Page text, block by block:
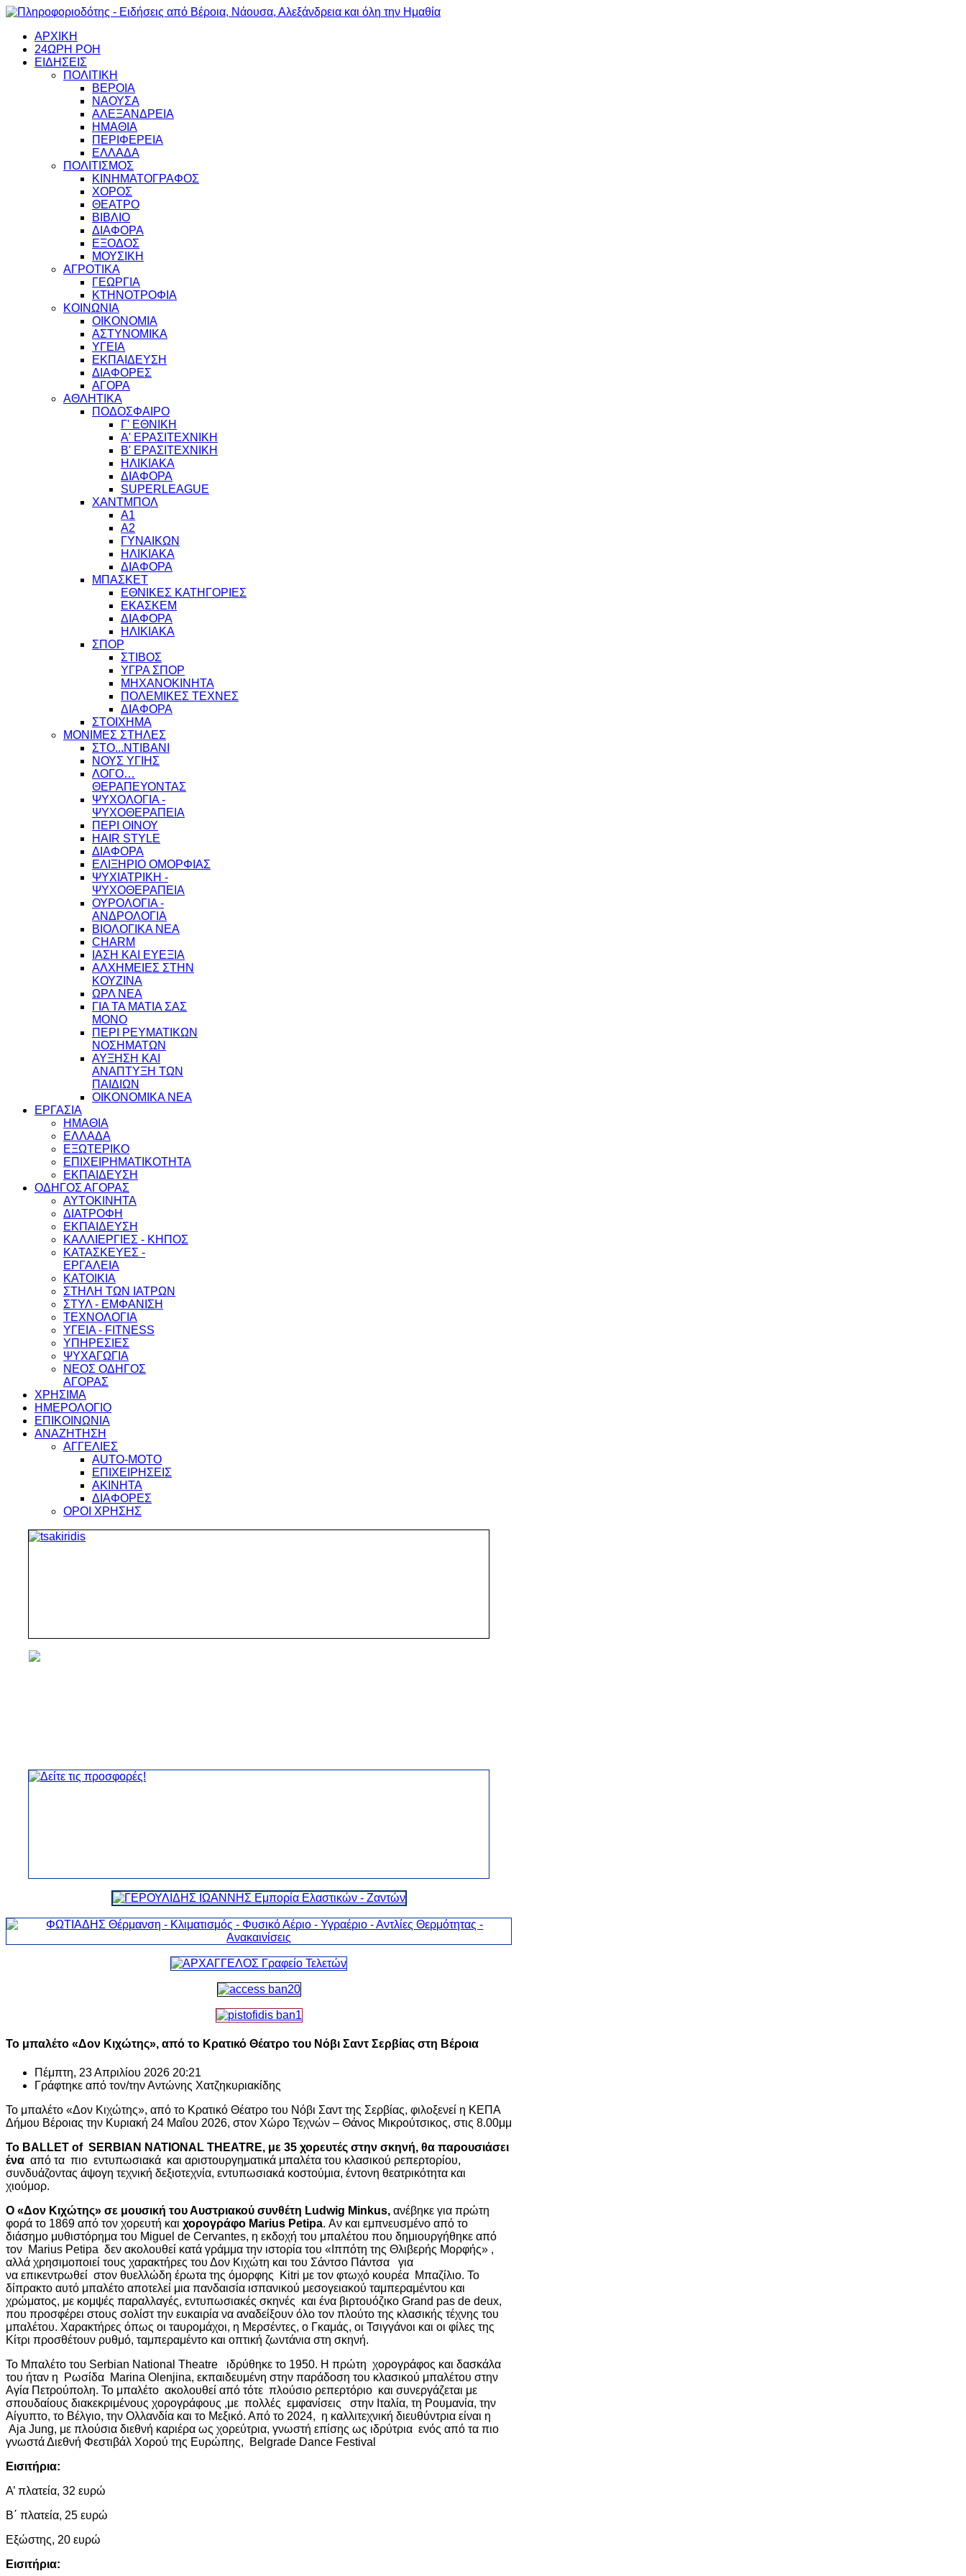
ΑΡΧΙΚΗ
24ΩΡΗ ΡΟΗ
ΕΙΔΗΣΕΙΣ
ΠΟΛΙΤΙΚΗ
ΒΕΡΟΙΑ
ΝΑΟΥΣΑ
ΑΛΕΞΑΝΔΡΕΙΑ
ΗΜΑΘΙΑ
ΠΕΡΙΦΕΡΕΙΑ
ΕΛΛΑΔΑ
ΠΟΛΙΤΙΣΜΟΣ
ΚΙΝΗΜΑΤΟΓΡΑΦΟΣ
ΧΟΡΟΣ
ΘΕΑΤΡΟ
ΒΙΒΛΙΟ
ΔΙΑΦΟΡΑ
ΕΞΟΔΟΣ
ΜΟΥΣΙΚΗ
ΑΓΡΟΤΙΚΑ
ΓΕΩΡΓΙΑ
ΚΤΗΝΟΤΡΟΦΙΑ
ΚΟΙΝΩΝΙΑ
ΟΙΚΟΝΟΜΙΑ
ΑΣΤΥΝΟΜΙΚΑ
ΥΓΕΙΑ
ΕΚΠΑΙΔΕΥΣΗ
ΔΙΑΦΟΡΕΣ
ΑΓΟΡΑ
ΑΘΛΗΤΙΚΑ
ΠΟΔΟΣΦΑΙΡΟ
Γ' ΕΘΝΙΚΗ
Α' ΕΡΑΣΙΤΕΧΝΙΚΗ
Β' ΕΡΑΣΙΤΕΧΝΙΚΗ
ΗΛΙΚΙΑΚΑ
ΔΙΑΦΟΡΑ
SUPERLEAGUE
ΧΑΝΤΜΠΟΛ
Α1
Α2
ΓΥΝΑΙΚΩΝ
ΗΛΙΚΙΑΚΑ
ΔΙΑΦΟΡΑ
ΜΠΑΣΚΕΤ
ΕΘΝΙΚΕΣ ΚΑΤΗΓΟΡΙΕΣ
ΕΚΑΣΚΕΜ
ΔΙΑΦΟΡΑ
ΗΛΙΚΙΑΚΑ
ΣΠΟΡ
ΣΤΙΒΟΣ
ΥΓΡΑ ΣΠΟΡ
ΜΗΧΑΝΟΚΙΝΗΤΑ
ΠΟΛΕΜΙΚΕΣ ΤΕΧΝΕΣ
ΔΙΑΦΟΡΑ
ΣΤΟΙΧΗΜΑ
ΜΟΝΙΜΕΣ ΣΤΗΛΕΣ
ΣΤΟ...ΝΤΙΒΑΝΙ
ΝΟΥΣ ΥΓΙΗΣ
ΛΟΓΟ…
ΘΕΡΑΠΕΥΟΝΤΑΣ
ΨΥΧΟΛΟΓΙΑ -
ΨΥΧΟΘΕΡΑΠΕΙΑ
ΠΕΡΙ ΟΙΝΟΥ
HAIR STYLE
ΔΙΑΦΟΡΑ
ΕΛΙΞΗΡΙΟ ΟΜΟΡΦΙΑΣ
ΨΥΧΙΑΤΡΙΚΗ -
ΨΥΧΟΘΕΡΑΠΕΙΑ
ΟΥΡΟΛΟΓΙΑ -
ΑΝΔΡΟΛΟΓΙΑ
ΒΙΟΛΟΓΙΚΑ ΝΕΑ
CHARM
ΙΑΣΗ ΚΑΙ ΕΥΕΞΙΑ
ΑΛΧΗΜΕΙΕΣ ΣΤΗΝ
ΚΟΥΖΙΝΑ
ΩΡΛ ΝEA
ΓΙΑ ΤΑ ΜΑΤΙΑ ΣΑΣ
ΜΟΝΟ
ΠΕΡΙ ΡΕΥΜΑΤΙΚΩΝ
ΝΟΣΗΜΑΤΩΝ
ΑΥΞΗΣΗ ΚΑΙ
ΑΝΑΠΤΥΞΗ ΤΩΝ
ΠΑΙΔΙΩΝ
ΟΙΚΟΝΟΜΙΚΑ ΝΕΑ
ΕΡΓΑΣΙΑ
ΗΜΑΘΙΑ
ΕΛΛΑΔΑ
ΕΞΩΤΕΡΙΚΟ
ΕΠΙΧΕΙΡΗΜΑΤΙΚΟΤΗΤΑ
ΕΚΠΑΙΔΕΥΣΗ
ΟΔΗΓΟΣ ΑΓΟΡΑΣ
ΑΥΤΟΚΙΝΗΤΑ
ΔΙΑΤΡΟΦΗ
ΕΚΠΑΙΔΕΥΣΗ
ΚΑΛΛΙΕΡΓΙΕΣ - ΚΗΠΟΣ
ΚΑΤΑΣΚΕΥΕΣ -
ΕΡΓΑΛΕΙΑ
ΚΑΤΟΙΚΙΑ
ΣΤΗΛΗ ΤΩΝ ΙΑΤΡΩΝ
ΣΤΥΛ - ΕΜΦΑΝΙΣΗ
ΤΕΧΝΟΛΟΓΙΑ
ΥΓΕΙΑ - FITNESS
ΥΠΗΡΕΣΙΕΣ
ΨΥΧΑΓΩΓΙΑ
ΝΕΟΣ ΟΔΗΓΟΣ
ΑΓΟΡΑΣ
ΧΡΗΣΙΜΑ
ΗΜΕΡΟΛΟΓΙΟ
ΕΠΙΚΟΙΝΩΝΙΑ
ΑΝΑΖΗΤΗΣΗ
ΑΓΓΕΛΙΕΣ
AUTO-MOTO
ΕΠΙΧΕΙΡΗΣΕΙΣ
ΑΚΙΝΗΤΑ
ΔΙΑΦΟΡΕΣ
ΟΡΟΙ ΧΡΗΣΗΣ
Το μπαλέτο «Δον Κιχώτης», από το Κρατικό Θέατρο του Νόβι Σαντ Σερβίας στη Βέροια
Πέμπτη, 23 Απριλίου 2026 20:21
Γράφτηκε από τον/τηνΑντώνης Χατζηκυριακίδης
Το μπαλέτο «Δον Κιχώτης», από το Κρατικό Θέατρο του Νόβι Σαντ της Σερβίας, φιλοξενεί η ΚΕΠΑ
Δήμου Βέροιας την Κυριακή 24 Μαΐου 2026, στον Χώρο Τεχνών – Θάνος Μικρούτσικος, στις 8.00μμ
Το BALLET of SERBIAN NATIONAL ΤHEATRE, με 35 χορευτές στην σκηνή, θα παρουσιάσει
ένα από τα πιο εντυπωσιακά και αριστουργηματικά μπαλέτα του κλασικού ρεπερτορίου,
συνδυάζοντας άψογη τεχνική δεξιοτεχνία, εντυπωσιακά κοστούμια, έντονη θεατρικότητα και
χιούμορ.
Ο «Δον Κιχώτης» σε μουσική του Αυστριακού συνθέτη Ludwig Minkus, ανέβηκε για πρώτη
φορά το 1869 από τον χορευτή και χορογράφο Marius Petipa. Αν και εμπνευσμένο από το
διάσημο μυθιστόρημα του Miguel de Cervantes, η εκδοχή του μπαλέτου που δημιουργήθηκε από
τον Marius Petipa δεν ακολουθεί κατά γράμμα την ιστορία του «Ιππότη της Θλιβερής Μορφής» ,
αλλά χρησιμοποιεί τους χαρακτήρες του Δον Κιχώτη και του Σάντσο Πάντσα για
να επικεντρωθεί στον θυελλώδη έρωτα της όμορφης Kitri με τον φτωχό κουρέα Μπαζίλιο. Το
δίπρακτο αυτό μπαλέτο αποτελεί μια πανδαισία ισπανικού μεσογειακού ταμπεραμέντου και
χρώματος, με κομψές παραλλαγές, εντυπωσιακές σκηνές και ένα βιρτουόζικο Grand pas de deux,
που προσφέρει στους σολίστ την ευκαιρία να αναδείξουν όλο τον πλούτο της κλασικής τέχνης του
μπαλέτου. Χαρακτήρες όπως οι ταυρομάχοι, η Μερσέντες, ο Γκαμάς, οι Τσιγγάνοι και οι φίλες της
Κίτρι προσθέτουν ρυθμό, ταμπεραμέντο και οπτική ζωντάνια στη σκηνή.
Το Μπαλέτο του Serbian National Theatre ιδρύθηκε το 1950. Η πρώτη χορογράφος και δασκάλα
του ήταν η Ρωσίδα Marina Olenjina, εκπαιδευμένη στην παράδοση του κλασικού μπαλέτου στην
Αγία Πετρούπολη. Το μπαλέτο ακολουθεί από τότε πλούσιο ρεπερτόριο και συνεργάζεται με
σπουδαίους διακεκριμένους χορογράφους ,με πολλές εμφανίσεις στην Ιταλία, τη Ρουμανία, την
Αίγυπτο, το Βέλγιο, την Ολλανδία και το Μεξικό. Από το 2024, η καλλιτεχνική διευθύντρια είναι η
Aja Jung, με πλούσια διεθνή καριέρα ως χορεύτρια, γνωστή επίσης ως ιδρύτρια ενός από τα πιο
γνωστά Διεθνή Φεστιβάλ Χορού της Ευρώπης, Belgrade Dance Festival
Εισιτήρια:
Α’ πλατεία, 32 ευρώ
Β΄ πλατεία, 25 ευρώ
Εξώστης, 20 ευρώ
Εισιτήρια: